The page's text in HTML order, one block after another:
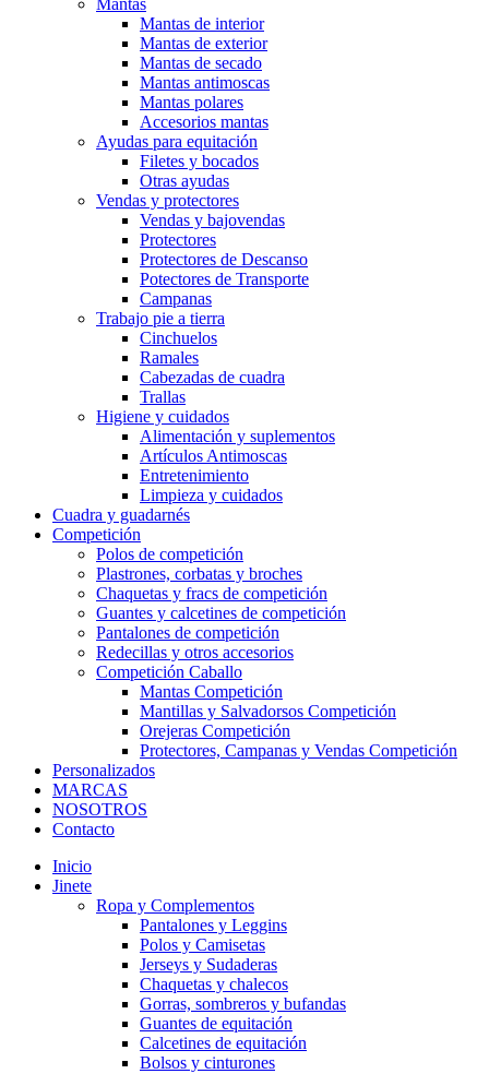
Mantas
Mantas de interior
Mantas de exterior
Mantas de secado
Mantas antimoscas
Mantas polares
Accesorios mantas
Ayudas para equitación
Filetes y bocados
Otras ayudas
Vendas y protectores
Vendas y bajovendas
Protectores
Protectores de Descanso
Potectores de Transporte
Campanas
Trabajo pie a tierra
Cinchuelos
Ramales
Cabezadas de cuadra
Trallas
Higiene y cuidados
Alimentación y suplementos
Artículos Antimoscas
Entretenimiento
Limpieza y cuidados
Cuadra y guadarnés
Competición
Polos de competición
Plastrones, corbatas y broches
Chaquetas y fracs de competición
Guantes y calcetines de competición
Pantalones de competición
Redecillas y otros accesorios
Competición Caballo
Mantas Competición
Mantillas y Salvadorsos Competición
Orejeras Competición
Protectores, Campanas y Vendas Competición
Personalizados
MARCAS
NOSOTROS
Contacto
Inicio
Jinete
Ropa y Complementos
Pantalones y Leggins
Polos y Camisetas
Jerseys y Sudaderas
Chaquetas y chalecos
Gorras, sombreros y bufandas
Guantes de equitación
Calcetines de equitación
Bolsos y cinturones